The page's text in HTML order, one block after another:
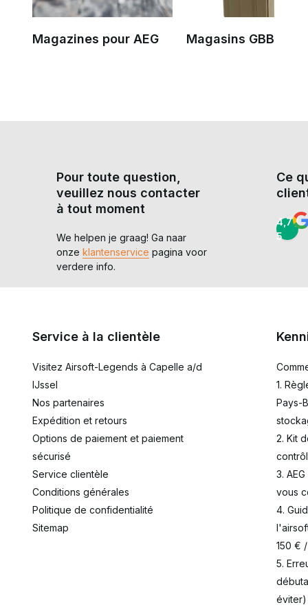
Magazines pour AEG Magasins GBB
Pour toute question,
veuillez nous contacter
à tout moment
We helpen je graag! Ga naar
onze klantenservice pagina voor
verdere info.
Ce
4,7 /
5
Service à la clientèle
Visitez Airsoft-Legends à Capelle a/d
IJssel
Nos partenaires
Expédition et retours
Options de paiement et paiement
sécurisé
Service clientèle
Conditions générales
Politique de confidentialité
Sitemap
1.
Pays-
2. Kit
3.
vous
4.
150 €
5.
éviter)